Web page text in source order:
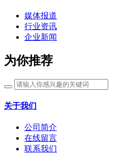
媒体报道
行业资讯
企业新闻
为你推荐
关于我们
公司简介
在线留言
联系我们